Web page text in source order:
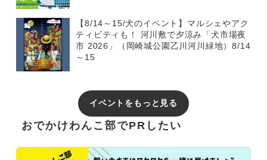
【8/14～15/犬のイベント】マルシェやアク
ティビティも！ 河川敷で夕涼み「犬市場夜
市 2026」（岡崎城公園乙川河川緑地）8/14
～15
イベントをもっと見る
おでかけわんこ部でPRしたい